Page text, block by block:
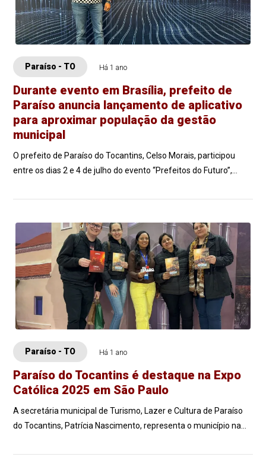
Paraíso - TO Há 1 ano
Durante evento em Brasília, prefeito de
Paraíso anuncia lançamento de aplicativo
para aproximar população da gestão
municipal
O prefeito de Paraíso do Tocantins, Celso Morais, participou
entre os dias 2 e 4 de julho do evento “Prefeitos do Futuro”,
Paraíso - TO Há 1 ano
Paraíso do Tocantins é destaque na Expo
Católica 2025 em São Paulo
A secretária municipal de Turismo, Lazer e Cultura de Paraíso
do Tocantins, Patrícia Nascimento, representa o município na